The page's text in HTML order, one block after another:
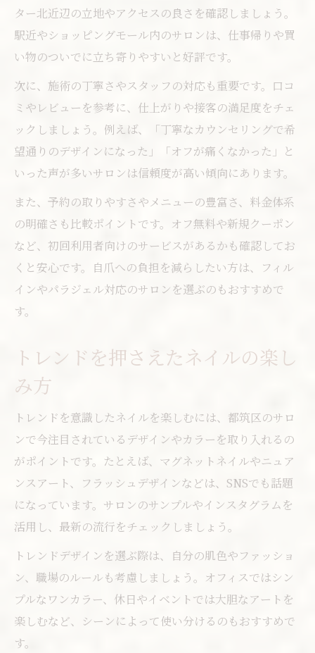
ター北近辺の立地やアクセスの良さを確認しましょう。
駅近やショッピングモール内のサロンは、仕事帰りや買
い物のついでに立ち寄りやすいと好評です。
次に、施術の丁寧さやスタッフの対応も重要です。口コ
ミやレビューを参考に、仕上がりや接客の満足度をチェ
ックしましょう。例えば、「丁寧なカウンセリングで希
望通りのデザインになった」「オフが痛くなかった」と
いった声が多いサロンは信頼度が高い傾向にあります。
また、予約の取りやすさやメニューの豊富さ、料金体系
の明確さも比較ポイントです。オフ無料や新規クーポン
など、初回利用者向けのサービスがあるかも確認してお
くと安心です。自爪への負担を減らしたい方は、フィル
インやパラジェル対応のサロンを選ぶのもおすすめで
す。
トレンドを押さえたネイルの楽し
み方
トレンドを意識したネイルを楽しむには、都筑区のサロ
ンで今注目されているデザインやカラーを取り入れるの
がポイントです。たとえば、マグネットネイルやニュア
ンスアート、フラッシュデザインなどは、SNSでも話題
になっています。サロンのサンプルやインスタグラムを
活用し、最新の流行をチェックしましょう。
トレンドデザインを選ぶ際は、自分の肌色やファッショ
ン、職場のルールも考慮しましょう。オフィスではシン
プルなワンカラー、休日やイベントでは大胆なアートを
楽しむなど、シーンによって使い分けるのもおすすめで
す。